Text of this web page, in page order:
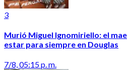
3
Murió Miguel Ignomiriello: el
estar para siempre en Douglas
7/8, 05:15 p. m.